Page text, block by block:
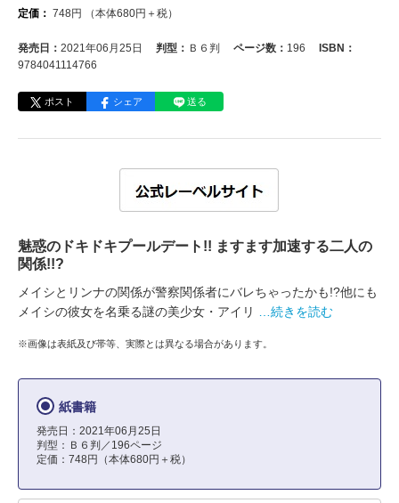
定価： 748円 （本体680円＋税）
発売日： 2021年06月25日 判型： Ｂ６判 ページ数： 196
ISBN：
9784041114766
ポスト シェア 送る
魅惑のドキドキプールデート!! ますます加速する二人の
関係!!?
メイシとリンナの関係が警察関係者にバレちゃったかも!?他にも
メイシの彼女を名乗る謎の美少女・アイリ
…続きを読む
※画像は表紙及び帯等、実際とは異なる場合があります。
紙書籍
発売日：2021年06月25日
判型：Ｂ６判／196ページ
定価：748円（本体680円＋税）